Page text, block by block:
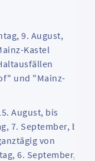
9. August,
Kastel
und "Mainz-
August, bis
7. September, bis
von
6. September,